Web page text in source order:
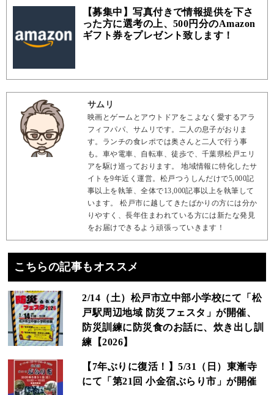
【募集中】写真付きで情報提供を下さ
った方に選考の上、500円分のAmazon
ギフト券をプレゼント致します！
サムリ
映画とゲームとアウトドアをこよなく愛するアラ
フィフパパ、サムリです。二人の息子がおりま
す。ランチの食レポでは奥さんと二人で行う事
も。車や電車、自転車、徒歩で、千葉県松戸エリ
アを駆け巡っております。 地域情報に特化したサ
イトを9年近く運営。松戸つうしんだけで5,000記
事以上を執筆、全体で13,000記事以上を執筆して
います。 松戸市に越してきたばかりの方には分か
りやすく、長年住まわれている方には新たな発見
をお届けできるよう頑張っていきます！
こちらの記事もオススメ
2/14（土）松戸市立中部小学校にて「松
戸駅周辺地域 防災フェスタ」が開催、
防災訓練に防災食のお話に、炊き出し訓
練【2026】
【7年ぶりに復活！】5/31（日）東漸寺
にて「第21回 小金宿ぶらり市」が開催